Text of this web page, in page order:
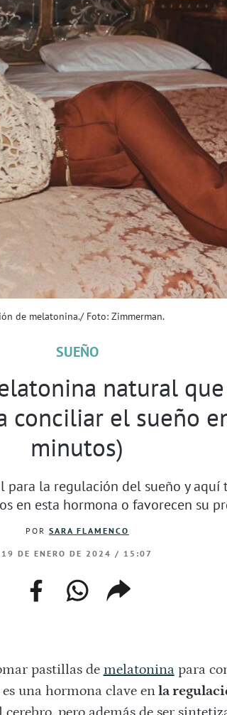
de melatonina./ Foto: Zimmerman.
SUEÑO
natural
conciliar el sueño
minutos)
para la regulación del sueño y aquí
en esta hormona o favorecen su
POR SARA FLAMENCO
19 DE ENERO DE 2024 / 15:07
facebookwhatsapp
web
copiar
enlace
pastillas de melatoninapara
una hormona clave enla